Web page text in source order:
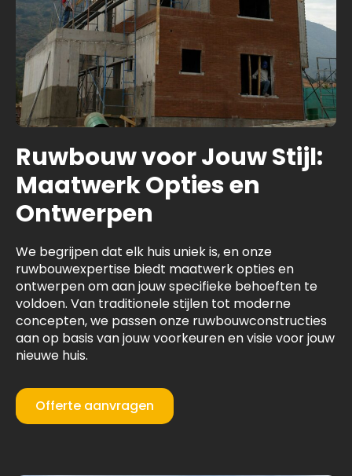
Ruwbouw voor Jouw Stijl:
Maatwerk Opties en
Ontwerpen
We begrijpen dat elk huis uniek is, en onze
ruwbouwexpertise biedt maatwerk opties en
ontwerpen om aan jouw specifieke behoeften te
voldoen. Van traditionele stijlen tot moderne
concepten, we passen onze ruwbouwconstructies
aan op basis van jouw voorkeuren en visie voor jouw
nieuwe huis.
Offerte aanvragen